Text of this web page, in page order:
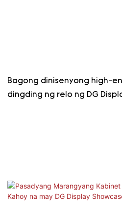
Bagong dinisenyong high-
dingding ng relo ng DG